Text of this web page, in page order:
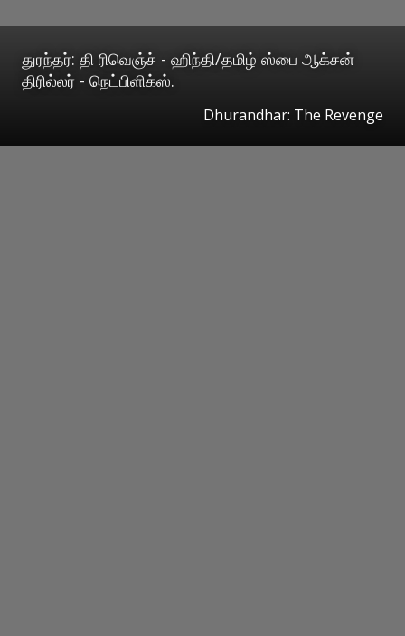
துரந்தர்: தி ரிவெஞ்ச் - ஹிந்தி/தமிழ் ஸ்பை ஆக்சன்
திரில்லர் - நெட்பிளிக்ஸ்.
Dhurandhar: The Revenge